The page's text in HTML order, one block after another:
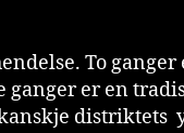
To ganger
ganger er en
distriktets